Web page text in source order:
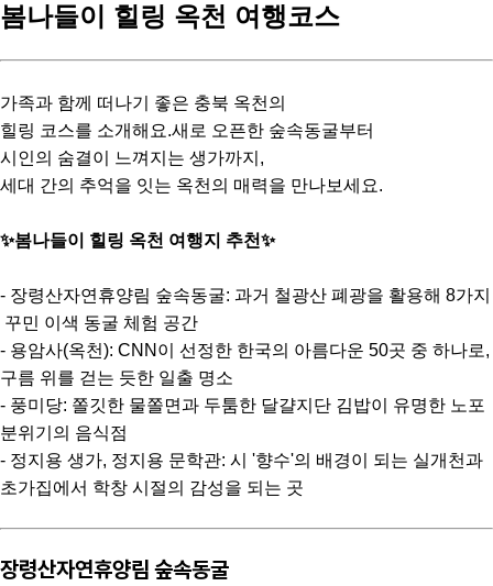
봄나들이 힐링 옥천 여행코스
가족과 함께 떠나기 좋은 충북 옥천의
힐링 코스를 소개해요.새로 오픈한 숲속동굴부터
시인의 숨결이 느껴지는 생가까지,
세대 간의 추억을 잇는 옥천의 매력을 만나보세요.
✨봄나들이 힐링 옥천 여행지 추천✨
- 장령산자연휴양림 숲속동굴: 과거 철광산 폐광을 활용해 8가지
꾸민 이색 동굴 체험 공간
- 용암사(옥천): CNN이 선정한 한국의 아름다운 50곳 중 하나로,
구름 위를 걷는 듯한 일출 명소
- 풍미당: 쫄깃한 물쫄면과 두툼한 달걀지단 김밥이 유명한 노포
분위기의 음식점
- 정지용 생가, 정지용 문학관: 시 '향수'의 배경이 되는 실개천과
초가집에서 학창 시절의 감성을 되는 곳
장령산자연휴양림 숲속동굴